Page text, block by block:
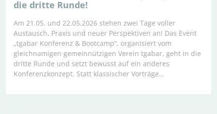
die dritte Runde!
Am 21.05. und 22.05.2026 stehen zwei Tage voller
Austausch, Praxis und neuer Perspektiven an! Das Event
„tgabar Konferenz & Bootcamp“, organisiert vom
gleichnamigen gemeinnützigen Verein tgabar, geht in die
dritte Runde und setzt bewusst auf ein anderes
Konferenzkonzept. Statt klassischer Vorträge…